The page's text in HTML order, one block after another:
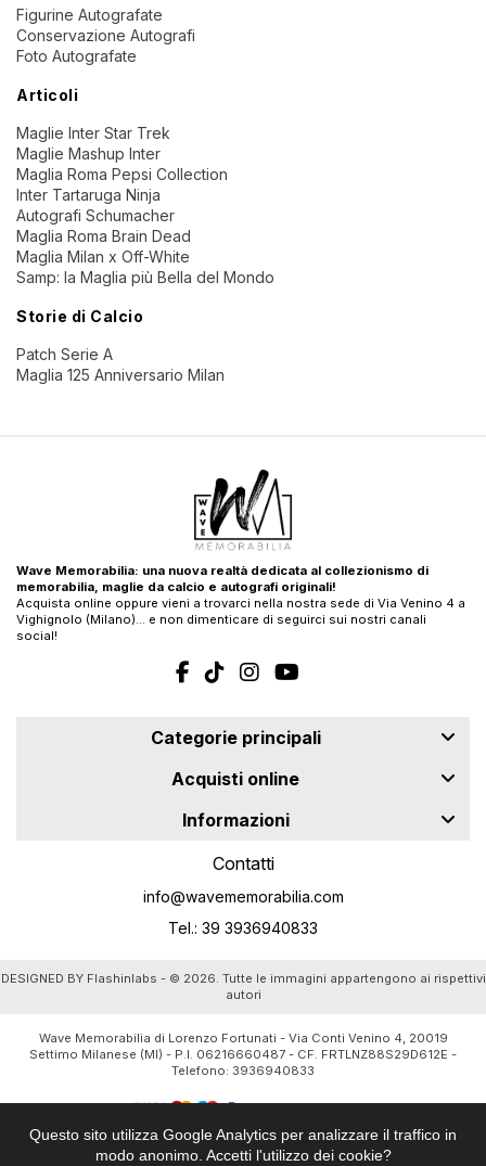
Questo sito utilizza Google Analytics per analizzare il traffico in
modo anonimo. Accetti l'utilizzo dei cookie?
Figurine Autografate
Conservazione Autografi
Foto Autografate
Articoli
Maglie Inter Star Trek
Maglie Mashup Inter
Maglia Roma Pepsi Collection
Inter Tartaruga Ninja
Autografi Schumacher
Maglia Roma Brain Dead
Maglia Milan x Off-White
Samp: la Maglia più Bella del Mondo
Storie di Calcio
Patch Serie A
Maglia 125 Anniversario Milan
Wave Memorabilia: una nuova realtà dedicata al collezionismo di
memorabilia, maglie da calcio e autografi originali!
Acquista online oppure vieni a trovarci nella nostra sede di Via Venino 4 a
Vighignolo (Milano)… e non dimenticare di seguirci sui nostri canali
social!
Categorie principali
Acquisti online
Informazioni
Contatti
info@wavememorabilia.com
Tel.: 39 3936940833
DESIGNED BY Flashinlabs - © 2026. Tutte le immagini appartengono ai rispettivi
autori
Wave Memorabilia di Lorenzo Fortunati - Via Conti Venino 4, 20019
Settimo Milanese (MI) - P.I. 06216660487 - CF. FRTLNZ88S29D612E -
Telefono: 3936940833